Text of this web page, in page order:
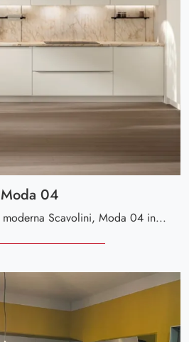
Moda 04
Se desideri una cucina moderna Scavolini, Moda 04 in Pet ti aspetta nel nostro negozio di Cucine Moderne ad angolo.